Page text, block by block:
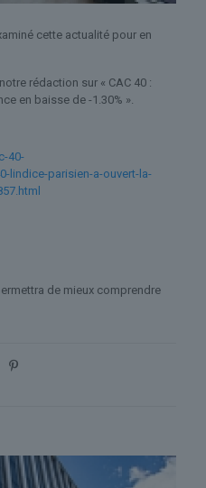
cette actualité pour en
rédaction sur « CAC 40 :
en baisse de -1.30% ».
40-
lindice-parisien-a-ouvert-la-
de mieux comprendre